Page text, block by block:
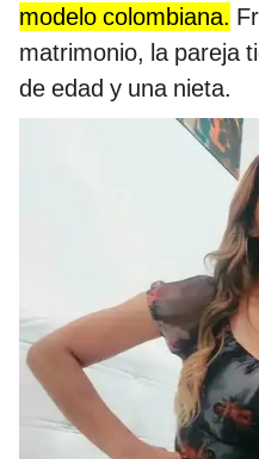
modelo colombiana.
matrimonio, la pareja
de edad y una nieta.